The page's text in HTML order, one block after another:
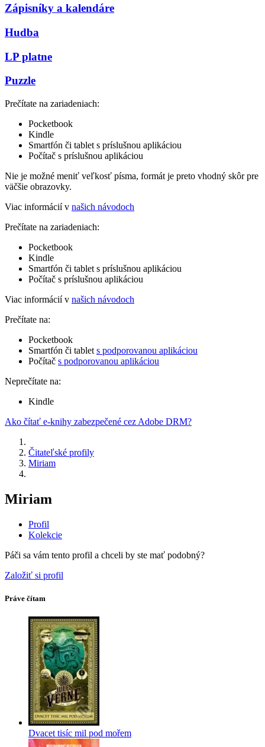
Zápisníky a kalendáre
Hudba
LP platne
Puzzle
Prečítate na zariadeniach:
Pocketbook
Kindle
Smartfón či tablet s príslušnou aplikáciou
Počítač s príslušnou aplikáciou
Nie je možné meniť veľkosť písma, formát je preto vhodný skôr pre
väčšie obrazovky.
Viac informácií v našich návodoch
Prečítate na zariadeniach:
Pocketbook
Kindle
Smartfón či tablet s príslušnou aplikáciou
Počítač s príslušnou aplikáciou
Viac informácií v našich návodoch
Prečítate na:
Pocketbook
Smartfón či tablet s podporovanou aplikáciou
Počítač s podporovanou aplikáciou
Neprečítate na:
Kindle
Ako čítať e-knihy zabezpečené cez Adobe DRM?
Čitateľské profily
Miriam
Miriam
Profil
Kolekcie
Páči sa vám tento profil a chceli by ste mať podobný?
Založiť si profil
Práve čítam
Dvacet tisíc mil pod mořem